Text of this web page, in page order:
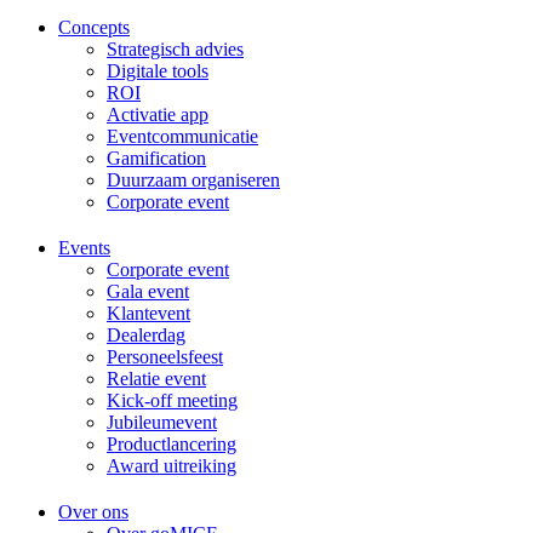
Concepts
Strategisch advies
Digitale tools
ROI
Activatie app
Eventcommunicatie
Gamification
Duurzaam organiseren
Corporate event
Events
Corporate event
Gala event
Klantevent
Dealerdag
Personeelsfeest
Relatie event
Kick-off meeting
Jubileumevent
Productlancering
Award uitreiking
Over ons